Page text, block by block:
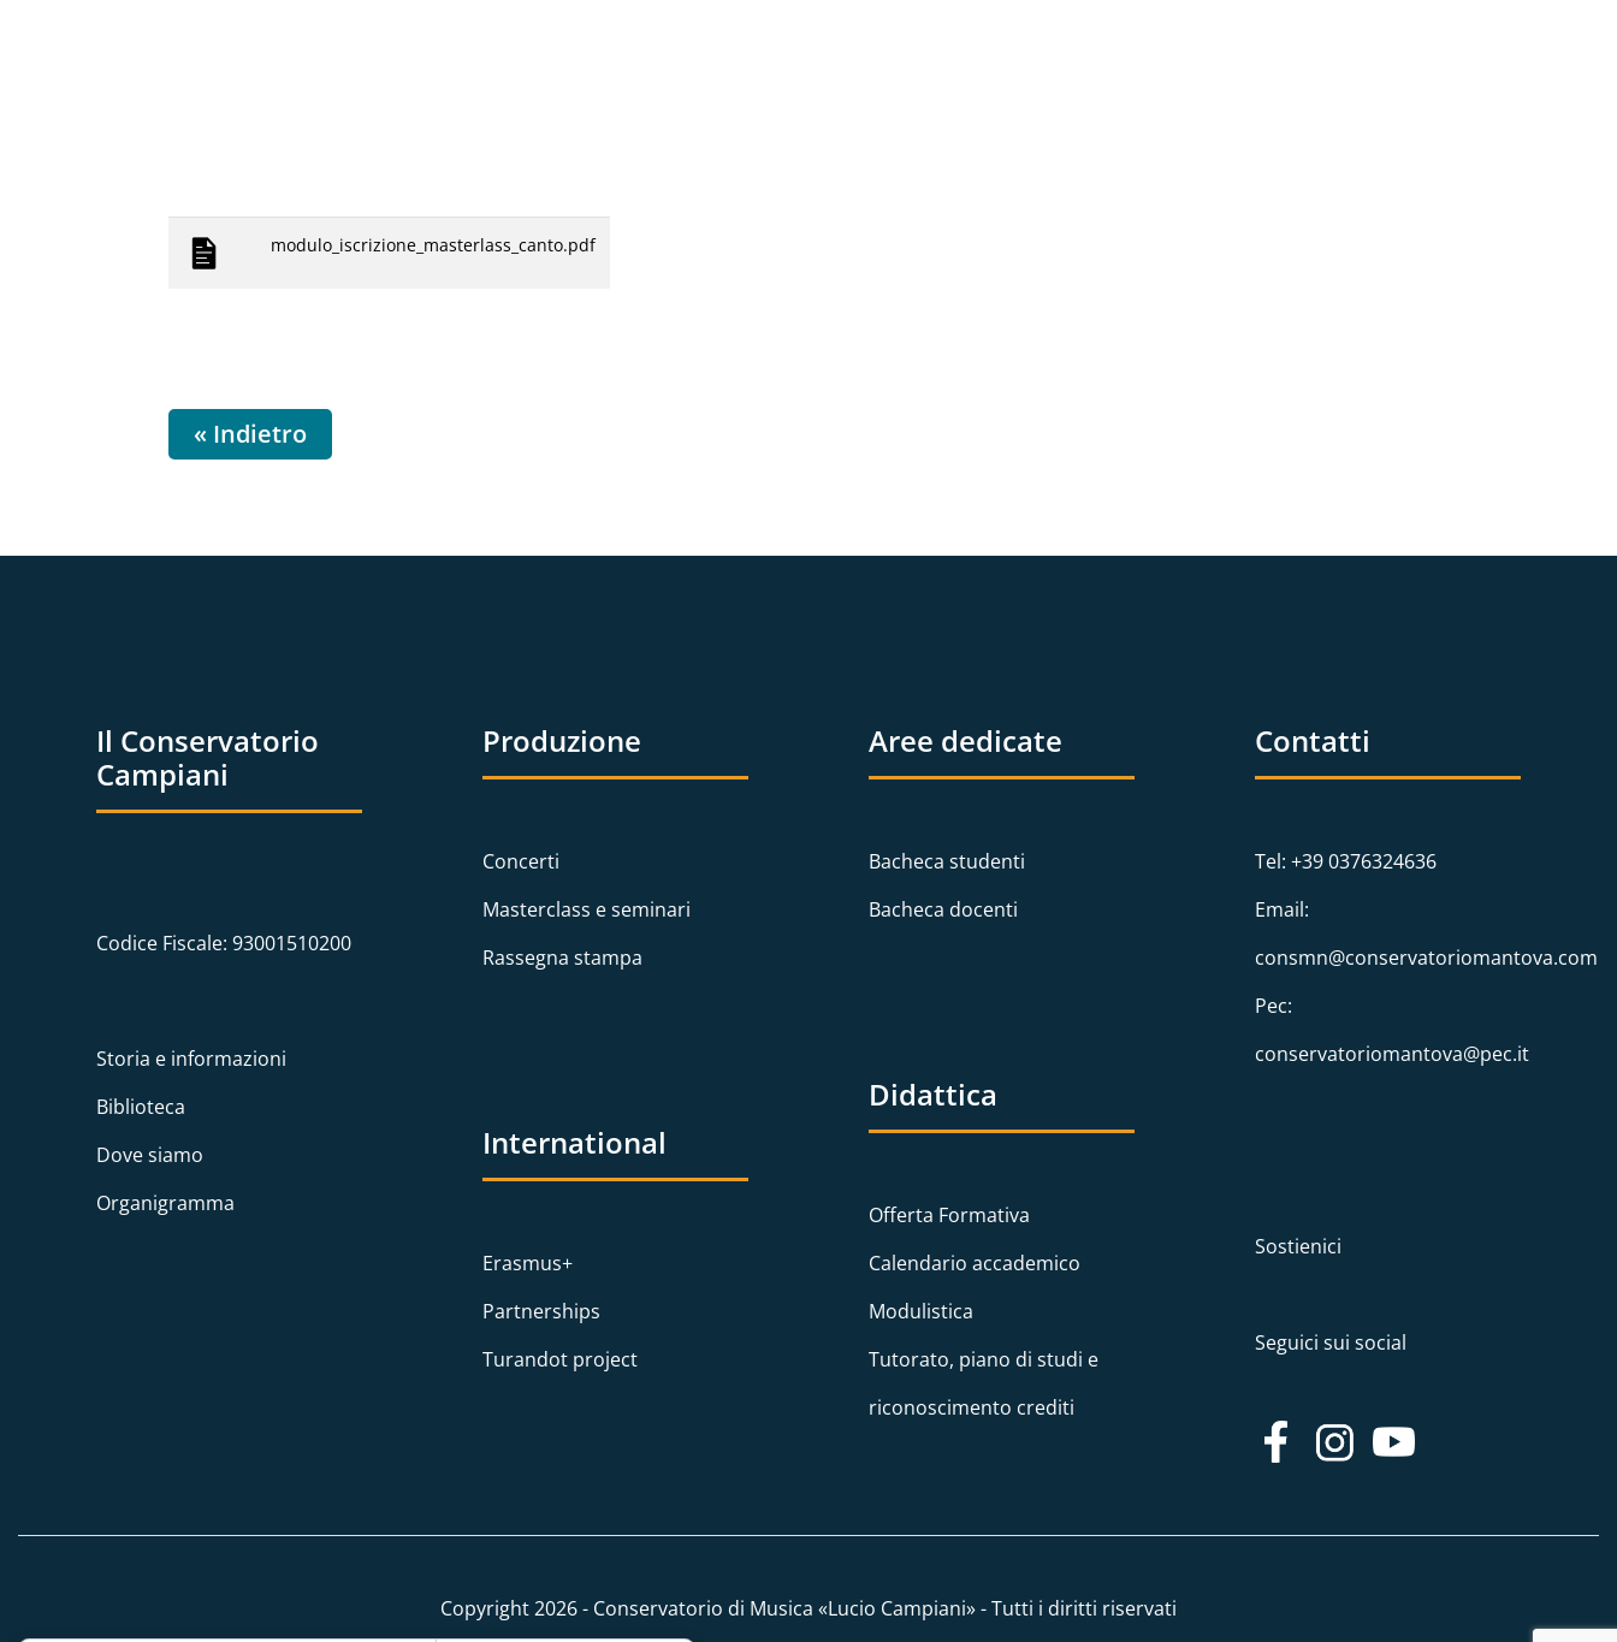
modulo_iscrizione_masterlass_canto.pdf
« Indietro
Il Conservatorio
Campiani
Codice Fiscale: 93001510200
Storia e informazioni
Biblioteca
Dove siamo
Organigramma
Produzione
Concerti
Masterclass e seminari
Rassegna stampa
International
Erasmus+
Partnerships
Turandot project
Aree dedicate
Bacheca studenti
Bacheca docenti
Didattica
Offerta Formativa
Calendario accademico
Modulistica
Tutorato, piano di studi e
riconoscimento crediti
Contatti
Tel: +39 0376324636
Email:
consmn@conservatoriomantova.com
Pec:
conservatoriomantova@pec.it
Sostienici
Seguici sui social
Copyright 2026 - Conservatorio di Musica «Lucio Campiani» - Tutti i diritti riservati